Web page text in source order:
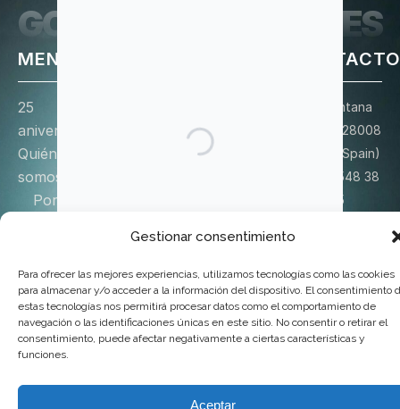
Gestionar consentimiento
Para ofrecer las mejores experiencias, utilizamos tecnologías como las cookies
para almacenar y/o acceder a la información del dispositivo. El consentimiento
estas tecnologías nos permitirá procesar datos como el comportamiento de
navegación o las identificaciones únicas en este sitio. No consentir o retirar el
consentimiento, puede afectar negativamente a ciertas características y
funciones.
Aceptar
GOYA PRODUCCIONES
MENÚ
25
aniversario
Quiénes
somos
Portfolio
Proyección
Tienda
Donación
Contacto
Privacidad
CONTACTO
C/ Quintana
29, 2ºD 28008
Madrid (Spain)
+34 91 548 38
75
mensaje
© 2025 Goya Producciones. Todos los derechos reservados.